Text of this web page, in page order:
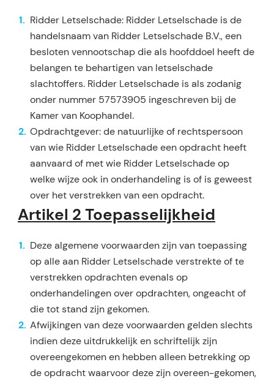
Ridder Letselschade: Ridder Letselschade is de
handelsnaam van Ridder Letselschade B.V., een
besloten vennootschap die als hoofddoel heeft de
belangen te behar­tigen van letselschade
slachtoffers. Ridder Letselschade is als zodanig
onder nummer 57573905 inge­schreven bij de
Kamer van Koophandel.
Opdrachtgever: de natuurlijke of rechtspersoon
van wie Ridder Letselschade een opdracht heeft
aan­vaard of met wie Ridder Letselschade op
welke wijze ook in onderhandeling is of is geweest
over het verstrekken van een opdracht.
Artikel 2 Toepasselijkheid
Deze algemene voorwaarden zijn van toepassing
op alle aan Ridder Letselschade verstrekte of te
ver­strekken opdrachten evenals op
onderhandelingen over opdrachten, ongeacht of
die tot stand zijn ge­komen.
Afwijkingen van deze voorwaarden gelden slechts
indien deze uitdrukkelijk en schriftelijk zijn
overeen­gekomen en hebben alleen betrekking op
de opdracht waarvoor deze zijn overeen-gekomen,